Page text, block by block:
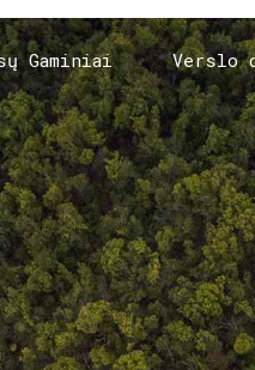
Gaminiai Verslo